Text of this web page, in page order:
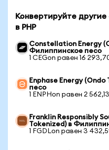
Конвертируйте
в PHP
Constellation Energy
Филиппинское песо
1 CEGon равен 16
Enphase Energy
песо
1 ENPHon равен 2
Franklin Responsibly
Tokenized) в
1 FGDLon равен 3